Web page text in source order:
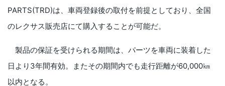
PARTS(TRD)は、車両登録後の取付を前提としており、全国
のレクサス販売店にて購入することが可能だ。
製品の保証を受けられる期間は、パーツを車両に装着した
日より3年間有効。またその期間内でも走行距離が60,000㎞
以内となる。